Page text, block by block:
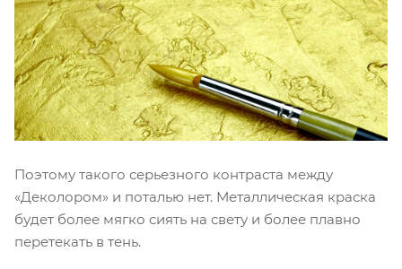
Поэтому такого серьезного контраста между
«Деколором» и поталью нет. Металлическая краска
будет более мягко сиять на свету и более плавно
перетекать в тень.